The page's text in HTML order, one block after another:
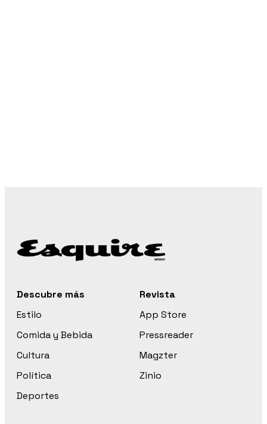
Descubre más
Estilo
Comida y Bebida
Cultura
Política
Deportes
Revista
App Store
Pressreader
Magzter
Zinio